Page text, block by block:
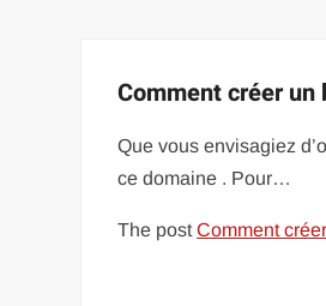
Comment créer un
Que vous envisagiez
ce domaine . Pour…
The postComment